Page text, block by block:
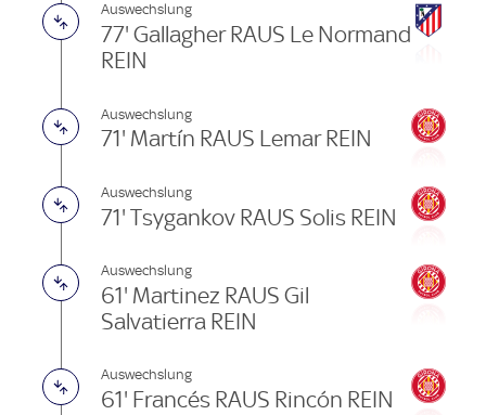
Auswechslung
77' Gallagher RAUS Le Normand
REIN
Auswechslung
71' Martín RAUS Lemar REIN
Auswechslung
71' Tsygankov RAUS Solis REIN
Auswechslung
61' Martinez RAUS Gil
Salvatierra REIN
Auswechslung
61' Francés RAUS Rincón REIN